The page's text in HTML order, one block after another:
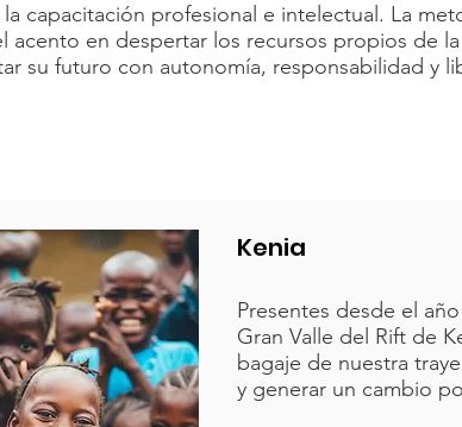
capacitación profesional e intelectual. La
acento en despertar los recursos propios de
su futuro con autonomía, responsabilidad y
Kenia
Presentes desde el
Gran Valle del Rift de
bagaje de nuestra
y generar un cambio